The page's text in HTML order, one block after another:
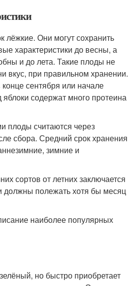
лёжкие. Они могут сохранить
характеристики до весны, а
и до лета. Такие плоды не
вкус, при правильном хранении.
сентября или начале
яблоки содержат много протеина
плоды считаются через
сбора. Средний срок хранения
зимние и
сортов от летних заключается
должны полежать хотя бы месяц
наиболее популярных
но быстро приобретает